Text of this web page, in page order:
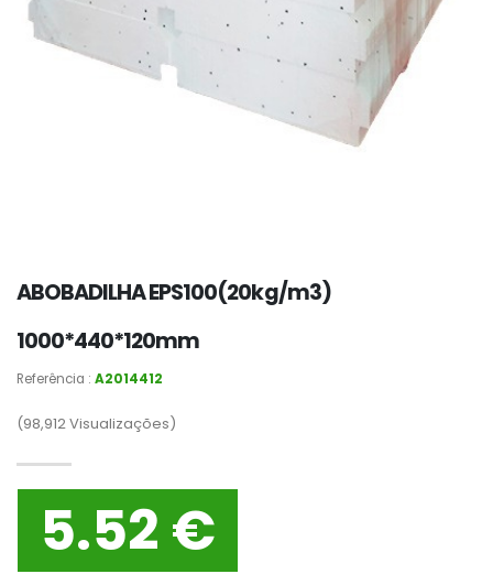
ABOBADILHA EPS100(20kg/m3)
1000*440*120mm
Referência : A2014412
(98,912Visualizações)
5.52 €